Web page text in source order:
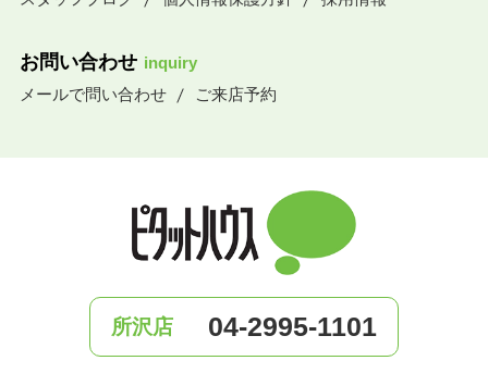
お問い合わせ inquiry
メールで問い合わせ
ご来店予約
所沢店 04-2995-1101